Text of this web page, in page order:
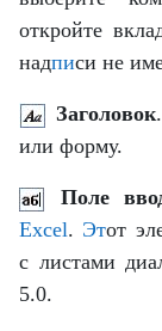
откройте
надписи не
Заголовок
или форму.
Поле
Excel. Этот
с листами
5.0.